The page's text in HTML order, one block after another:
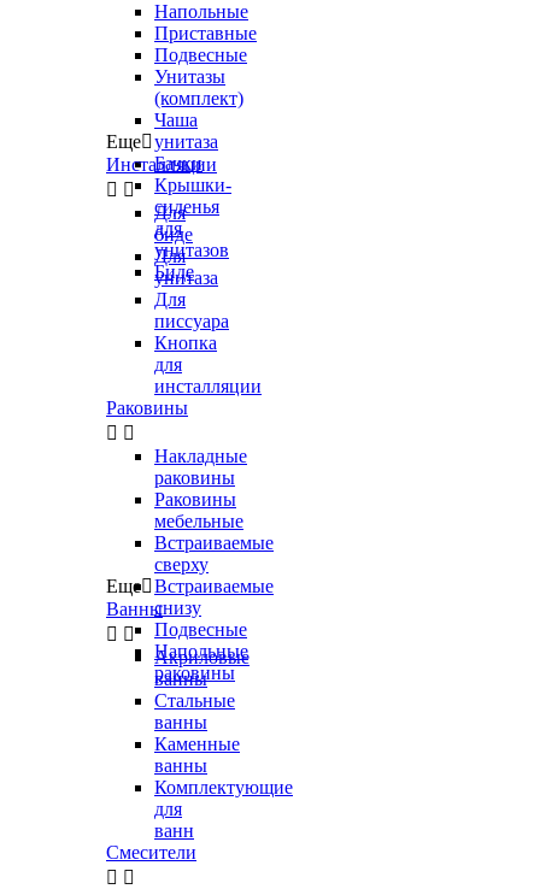
Напольные
Приставные
Подвесные
Унитазы
(комплект)
Чаша
унитаза
Бачки
Крышки-
сиденья
для
унитазов
Биде
Еще
Инсталляции
 
Для
биде
Для
унитаза
Для
писсуара
Кнопка
для
инсталляции
Раковины
 
Накладные
раковины
Раковины
мебельные
Встраиваемые
сверху
Встраиваемые
снизу
Подвесные
Напольные
раковины
Еще
Ванны
 
Акриловые
ванны
Стальные
ванны
Каменные
ванны
Комплектующие
для
ванн
Смесители
 